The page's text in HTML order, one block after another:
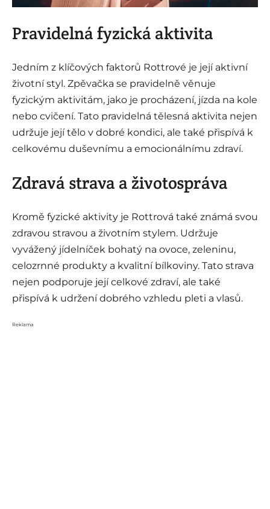
Pravidelná fyzická aktivita
Jedním z klíčových faktorů Rottrové je její aktivní
životní styl. Zpěvačka se pravidelně věnuje
fyzickým aktivitám, jako je procházení, jízda na kole
nebo cvičení. Tato pravidelná tělesná aktivita nejen
udržuje její tělo v dobré kondici, ale také přispívá k
celkovému duševnímu a emocionálnímu zdraví.
Zdravá strava a životospráva
Kromě fyzické aktivity je Rottrová také známá svou
zdravou stravou a životním stylem. Udržuje
vyvážený jídelníček bohatý na ovoce, zeleninu,
celozrnné produkty a kvalitní bílkoviny. Tato strava
nejen podporuje její celkové zdraví, ale také
přispívá k udržení dobrého vzhledu pleti a vlasů.
Reklama